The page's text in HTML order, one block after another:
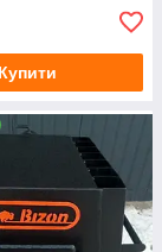
Купити